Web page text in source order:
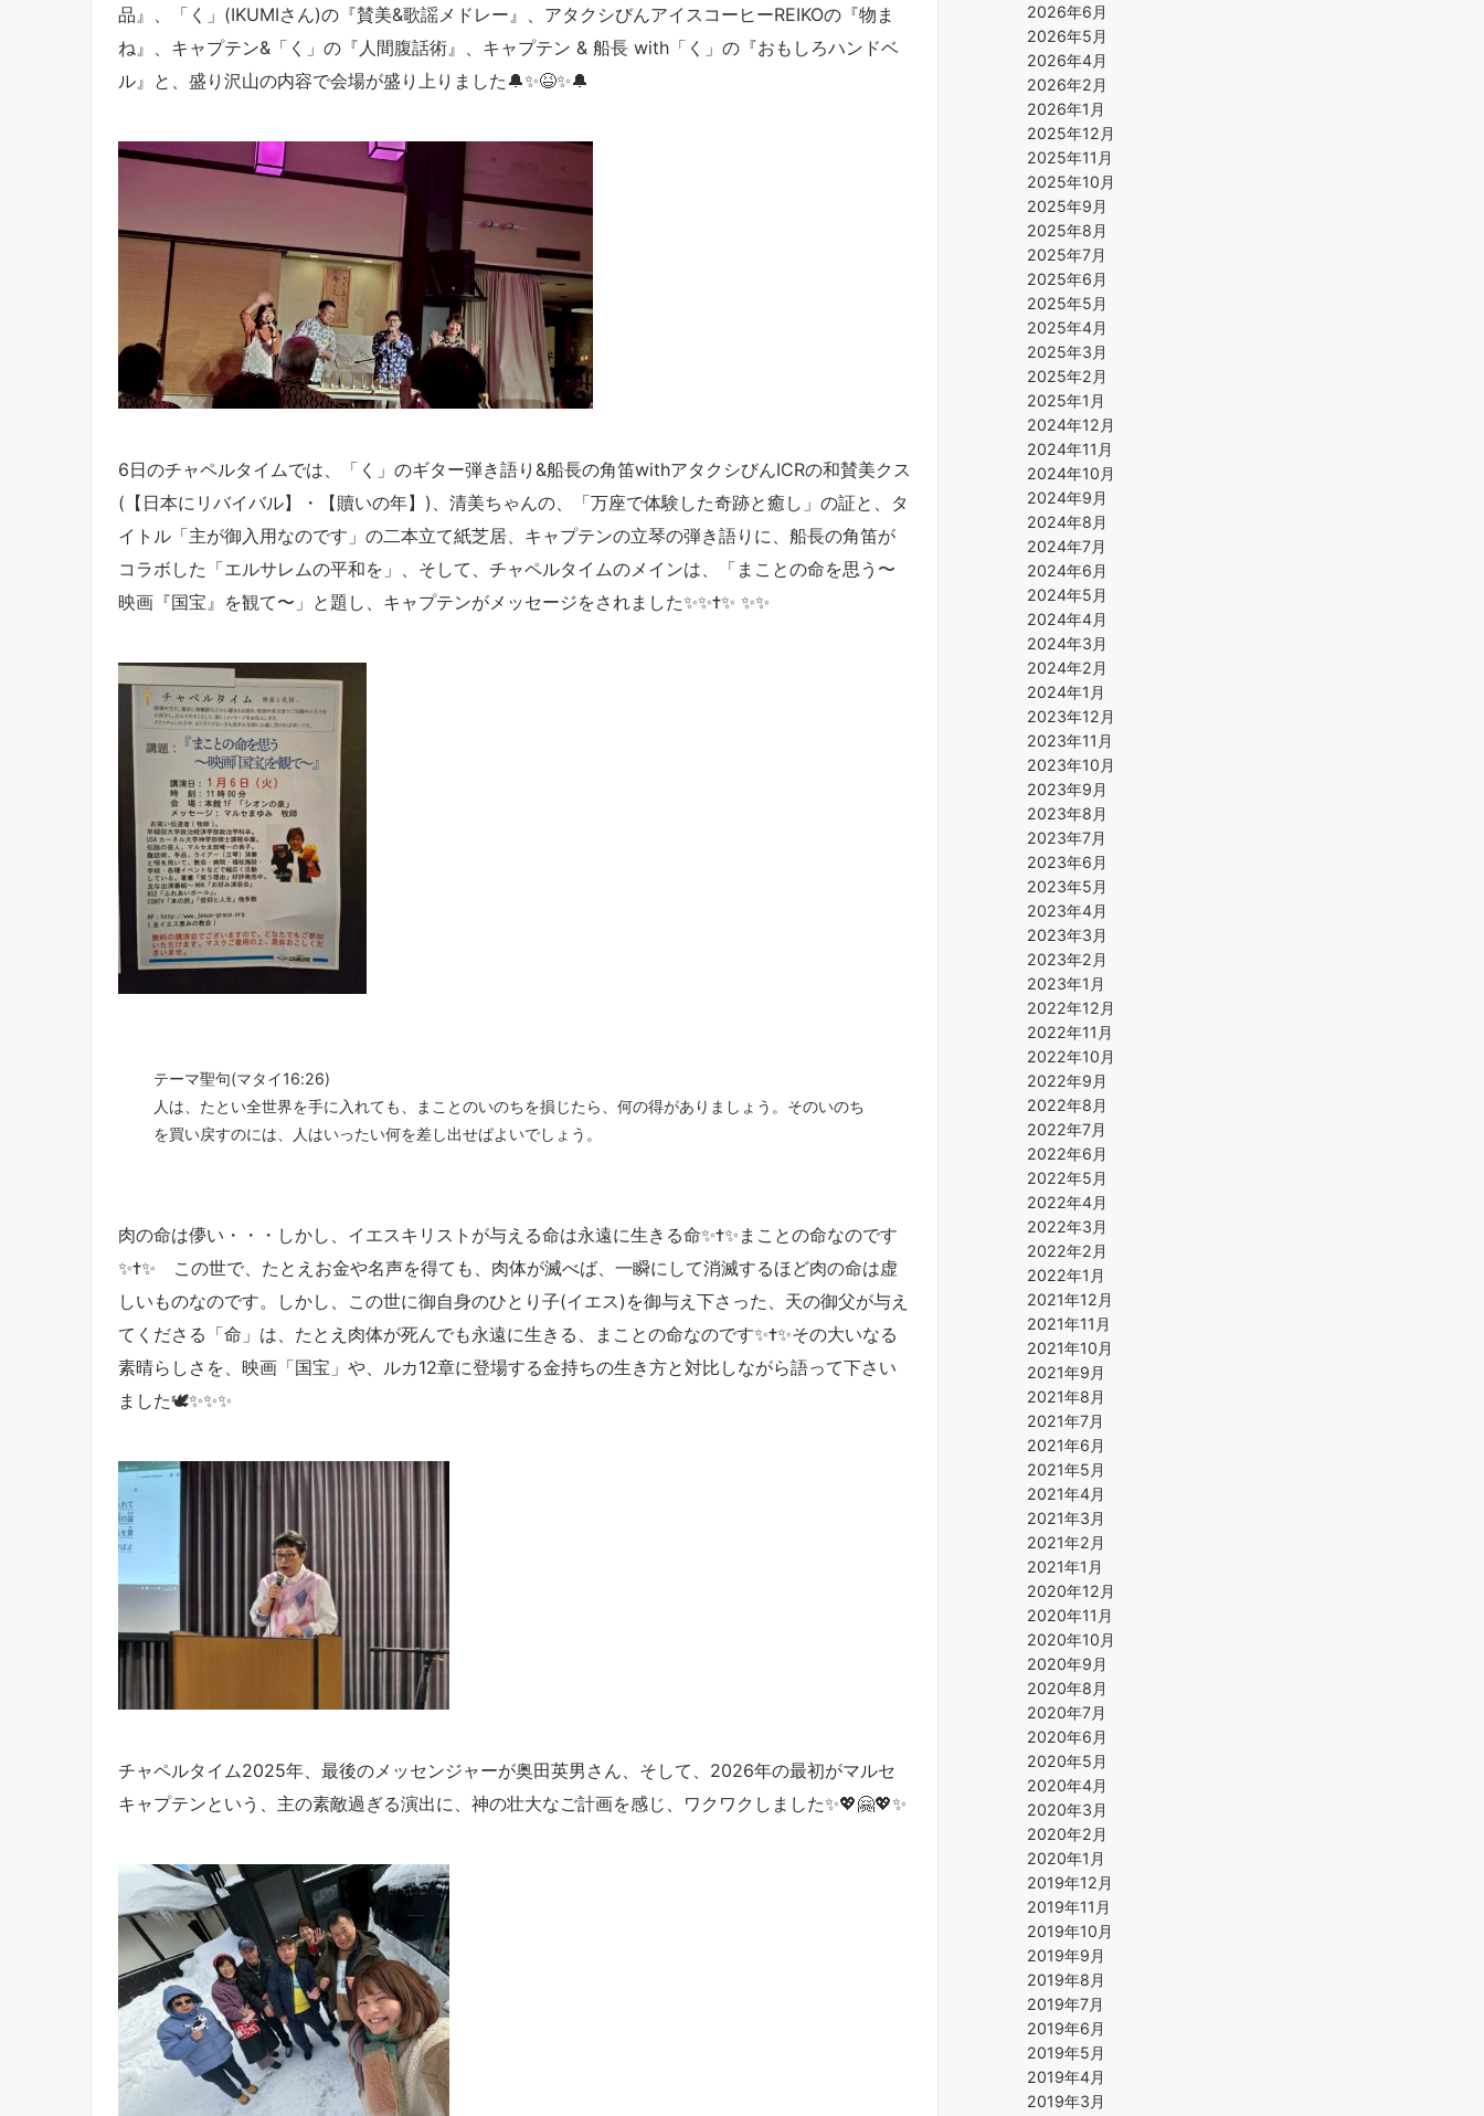
品』、「く」(IKUMIさん)の『賛美&歌謡メドレー』、アタクシびんアイスコーヒーREIKOの『物ま
ね』、キャプテン&「く」の『人間腹話術』、キャプテン & 船長 with「く」の『おもしろハンドベ
ル』と、盛り沢山の内容で会場が盛り上りました🔔✨😆✨🔔
6日のチャペルタイムでは、「く」のギター弾き語り&船長の角笛withアタクシびんICRの和賛美クス
(【日本にリバイバル】・【贖いの年】)、清美ちゃんの、「万座で体験した奇跡と癒し」の証と、タ
イトル「主が御入用なのです」の二本立て紙芝居、キャプテンの立琴の弾き語りに、船長の角笛が
コラボした「エルサレムの平和を」、そして、チャペルタイムのメインは、「まことの命を思う〜
映画『国宝』を観て〜」と題し、キャプテンがメッセージをされました✨✨✝️✨ ✨✨
テーマ聖句(マタイ16:26)
人は、たとい全世界を手に入れても、まことのいのちを損じたら、何の得がありましょう。そのいのち
を買い戻すのには、人はいったい何を差し出せばよいでしょう。
肉の命は儚い・・・しかし、イエスキリストが与える命は永遠に生きる命✨✝️✨まことの命なのです
✨✝️✨ この世で、たとえお金や名声を得ても、肉体が滅べば、一瞬にして消滅するほど肉の命は虚
しいものなのです。しかし、この世に御自身のひとり子(イエス)を御与え下さった、天の御父が与え
てくださる「命」は、たとえ肉体が死んでも永遠に生きる、まことの命なのです✨✝️✨その大いなる
素晴らしさを、映画「国宝」や、ルカ12章に登場する金持ちの生き方と対比しながら語って下さい
ました🕊✨✨✨
チャペルタイム2025年、最後のメッセンジャーが奥田英男さん、そして、2026年の最初がマルセ
キャプテンという、主の素敵過ぎる演出に、神の壮大なご計画を感じ、ワクワクしました✨💖🤗💖✨
2026年6月
2026年5月
2026年4月
2026年2月
2026年1月
2025年12月
2025年11月
2025年10月
2025年9月
2025年8月
2025年7月
2025年6月
2025年5月
2025年4月
2025年3月
2025年2月
2025年1月
2024年12月
2024年11月
2024年10月
2024年9月
2024年8月
2024年7月
2024年6月
2024年5月
2024年4月
2024年3月
2024年2月
2024年1月
2023年12月
2023年11月
2023年10月
2023年9月
2023年8月
2023年7月
2023年6月
2023年5月
2023年4月
2023年3月
2023年2月
2023年1月
2022年12月
2022年11月
2022年10月
2022年9月
2022年8月
2022年7月
2022年6月
2022年5月
2022年4月
2022年3月
2022年2月
2022年1月
2021年12月
2021年11月
2021年10月
2021年9月
2021年8月
2021年7月
2021年6月
2021年5月
2021年4月
2021年3月
2021年2月
2021年1月
2020年12月
2020年11月
2020年10月
2020年9月
2020年8月
2020年7月
2020年6月
2020年5月
2020年4月
2020年3月
2020年2月
2020年1月
2019年12月
2019年11月
2019年10月
2019年9月
2019年8月
2019年7月
2019年6月
2019年5月
2019年4月
2019年3月